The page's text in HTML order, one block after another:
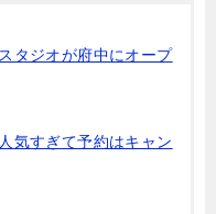
タジオが府中にオープ
気すぎて予約はキャン